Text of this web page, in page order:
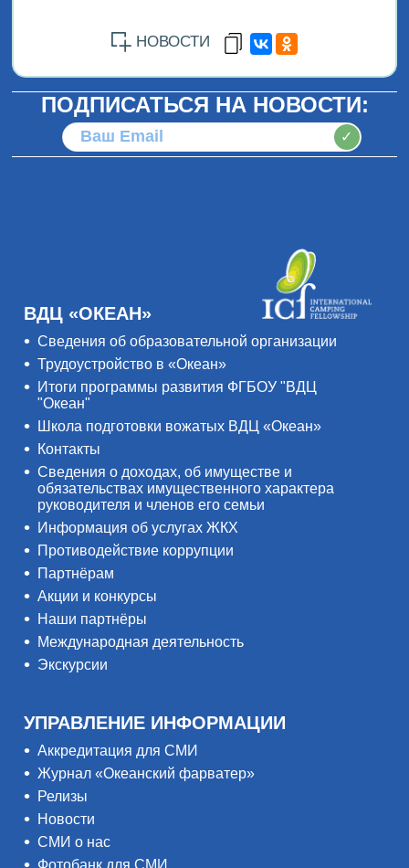
НОВОСТИ
ПОДПИСАТЬСЯ НА НОВОСТИ:
✓
ВДЦ «ОКЕАН»
Сведения об образовательной организации
Трудоустройство в «Океан»
Итоги программы развития ФГБОУ "ВДЦ
"Океан"
Школа подготовки вожатых ВДЦ «Океан»
Контакты
Сведения о доходах, об имуществе и
обязательствах имущественного характера
руководителя и членов его семьи
Информация об услугах ЖКХ
Противодействие коррупции
Партнёрам
Акции и конкурсы
Наши партнёры
Международная деятельность
Экскурсии
УПРАВЛЕНИЕ ИНФОРМАЦИИ
Аккредитация для СМИ
Журнал «Океанский фарватер»
Релизы
Новости
СМИ о нас
Фотобанк для СМИ